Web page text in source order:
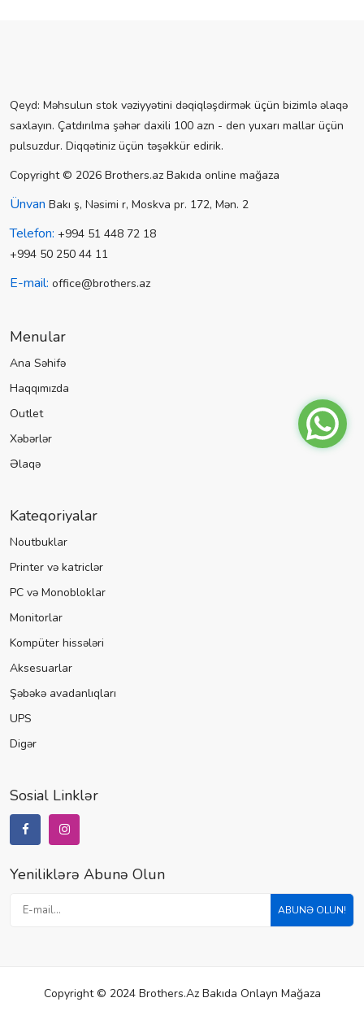
Qeyd: Məhsulun stok vəziyyətini dəqiqləşdirmək üçün bizimlə əlaqə
saxlayın. Çatdırılma şəhər daxili 100 azn - den yuxarı mallar üçün
pulsuzdur. Diqqətiniz üçün təşəkkür edirik.
Copyright © 2026 Brothers.az Bakıda online mağaza
Ünvan Bakı ş, Nəsimi r, Moskva pr. 172, Mən. 2
Telefon: +994 51 448 72 18
+994 50 250 44 11
E-mail: office@brothers.az
Menular
Ana Səhifə
Haqqımızda
Outlet
Xəbərlər
Əlaqə
Kateqoriyalar
Noutbuklar
Printer və katriclər
PC və Monobloklar
Monitorlar
Kompüter hissələri
Aksesuarlar
Şəbəkə avadanlıqları
UPS
Digər
Sosial Linklər
Yeniliklərə Abunə Olun
ABUNƏ OLUN!
Copyright © 2024 Brothers.az Bakıda Onlayn Mağaza